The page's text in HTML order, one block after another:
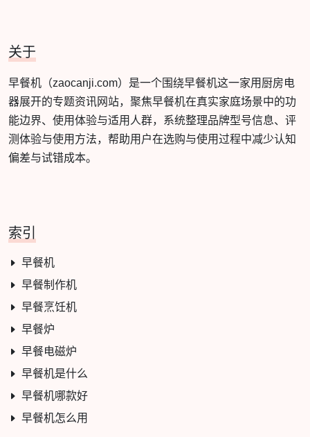
关于
早餐机（zaocanji.com）是一个围绕早餐机这一家用厨房电
器展开的专题资讯网站，聚焦早餐机在真实家庭场景中的功
能边界、使用体验与适用人群，系统整理品牌型号信息、评
测体验与使用方法，帮助用户在选购与使用过程中减少认知
偏差与试错成本。
索引
早餐机
早餐制作机
早餐烹饪机
早餐炉
早餐电磁炉
早餐机是什么
早餐机哪款好
早餐机怎么用